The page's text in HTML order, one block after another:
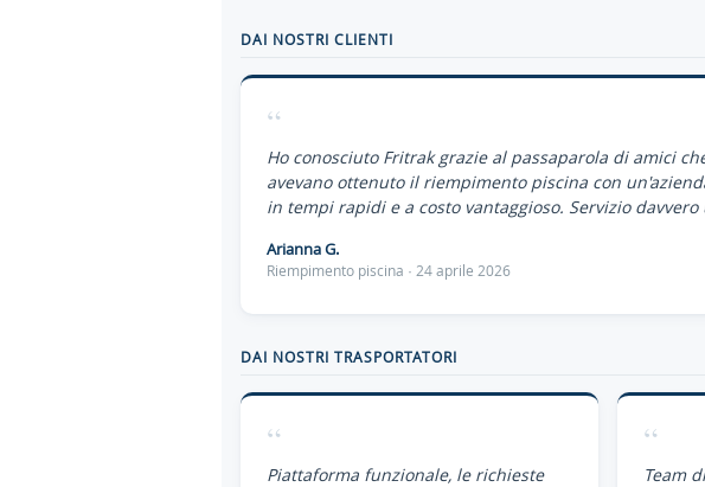
DAI NOSTRI CLIENTI
“
Ho conosciuto Fritrak grazie al passaparola di amici
avevano ottenuto il riempimento piscina con
in tempi rapidi e a costo vantaggioso. Servizio davvero
Arianna G.
Riempimento piscina · 24 aprile 2026
DAI NOSTRI TRASPORTATORI
“
Piattaforma funzionale, le richieste
“
Team